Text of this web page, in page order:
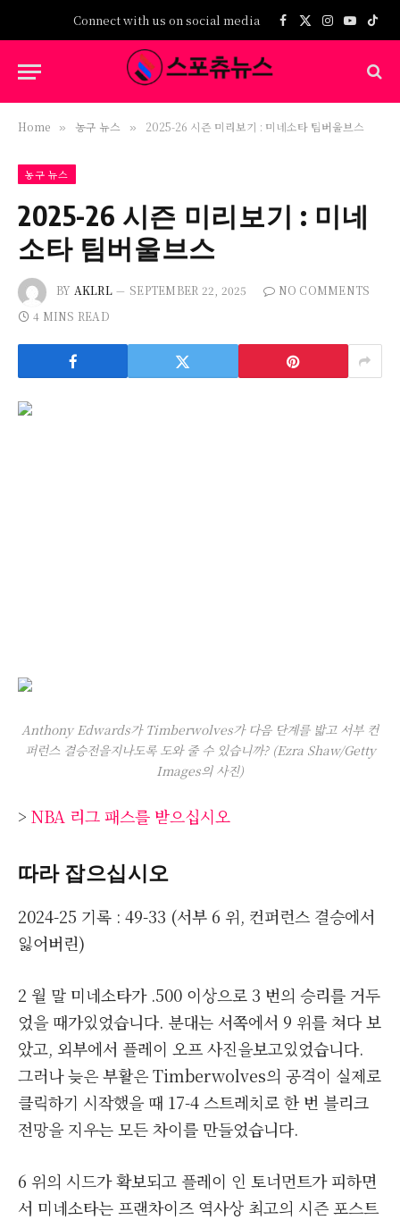
Connect with us on social media Facebook
X
Instagram
Home » 농구 뉴스 » 2025-26 시즌 미리보기 : 미네소타 팀버울브스
농구 뉴스
2025-26 시즌 미리보기 : 미네
소타 팀버울브스
BY AKLRL SEPTEMBER 22, 2025
NO COMMENTS
4 MINS READ
Anthony Edwards가 Timberwolves가 다음 단계를 밟고 서부 컨
퍼런스 결승전을지나도록 도와 줄 수 있습니까? (Ezra Shaw/Getty
Images의 사진)
> NBA 리그 패스를 받으십시오
따라 잡으십시오
2024-25 기록 : 49-33 (서부 6 위, 컨퍼런스 결승에서
잃어버린)
2 월 말 미네소타가 .500 이상으로 3 번의 승리를 거두
었을 때가있었습니다. 분대는 서쪽에서 9 위를 쳐다 보
았고, 외부에서 플레이 오프 사진을보고있었습니다.
그러나 늦은 부활은 Timberwolves의 공격이 실제로
클릭하기 시작했을 때 17-4 스트레치로 한 번 블리크
전망을 지우는 모든 차이를 만들었습니다.
6 위의 시드가 확보되고 플레이 인 토너먼트가 피하면
서 미네소타는 프랜차이즈 역사상 최고의 시즌 포스트